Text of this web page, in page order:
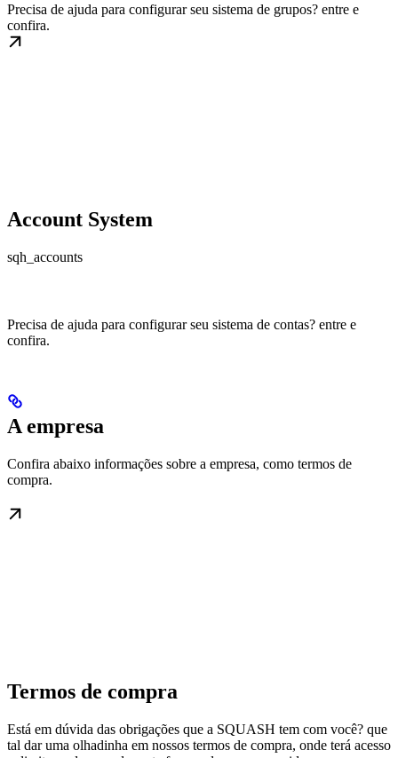
Precisa de ajuda para configurar seu sistema de grupos? entre e
confira.
Account System
sqh_accounts
Precisa de ajuda para configurar seu sistema de contas? entre e
confira.
A empresa
Confira abaixo informações sobre a empresa, como termos de
compra.
Termos de compra
Está em dúvida das obrigações que a SQUASH tem com você? que
tal dar uma olhadinha em nossos termos de compra, onde terá acesso